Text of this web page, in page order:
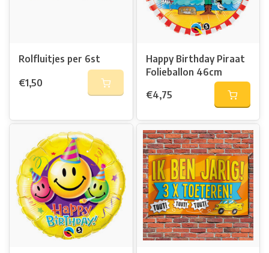
Rolfluitjes per 6st
€1,50
Happy Birthday Piraat
Folieballon 46cm
€4,75